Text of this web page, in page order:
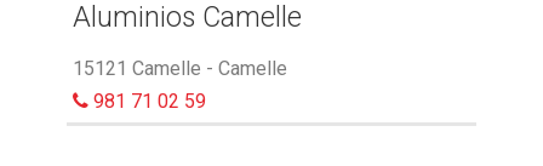
Aluminios Camelle
15121 Camelle - Camelle
981 71 02 59